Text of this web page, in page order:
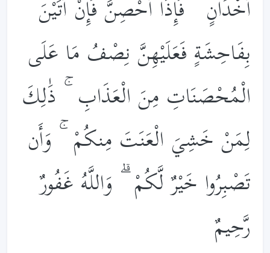
أَخْدَانٍ ۚ فَإِذَا أُحْصِنَّ فَإِنْ أَتَيْنَ
بِفَاحِشَةٍ فَعَلَيْهِنَّ نِصْفُ مَا عَلَى
الْمُحْصَنَاتِ مِنَ الْعَذَابِ ۚ ذَ‌ٰلِكَ
لِمَنْ خَشِيَ الْعَنَتَ مِنكُمْ ۚ وَأَن
تَصْبِرُوا خَيْرٌ لَّكُمْ ۗ وَاللَّهُ غَفُورٌ
رَّحِيمٌ